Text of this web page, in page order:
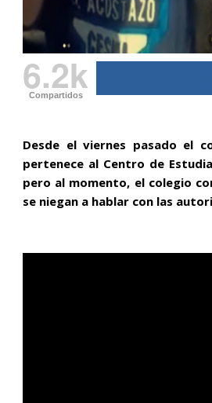
6.2k
Compartidos
Desde el viernes pasado el
pertenece al Centro de
pero al momento, el colegio
se niegan a hablar con las